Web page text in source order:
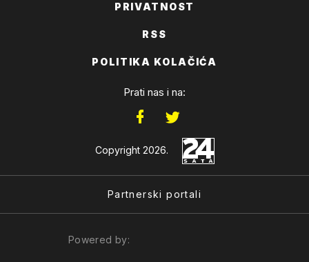
PRIVATNOST
RSS
POLITIKA KOLAČIĆA
Prati nas i na:
Copyright 2026.
Partnerski portali
Powered by: